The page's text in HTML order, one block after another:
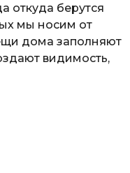
откуда берутся
мы носим от
дома заполняют
видимость,